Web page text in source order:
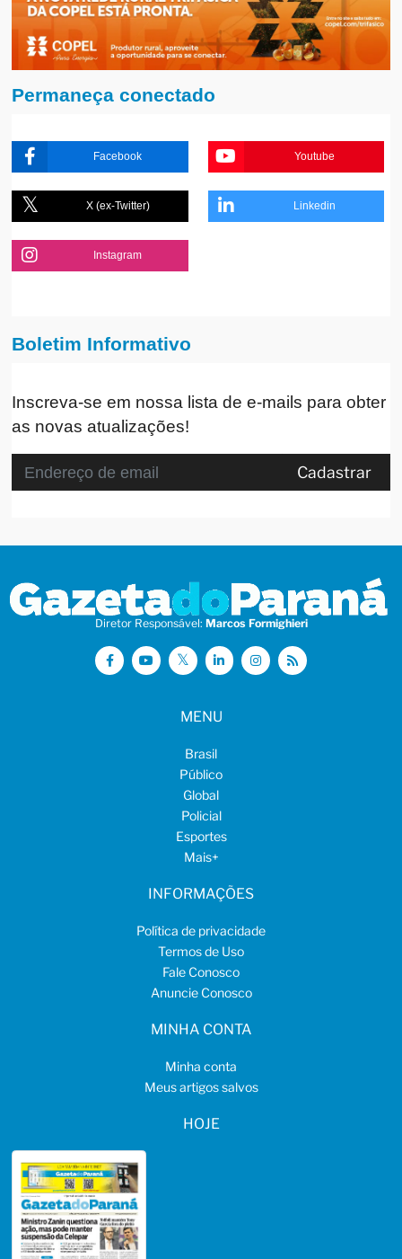
Permaneça conectado
Facebook Youtube
X (ex-Twitter) Linkedin
Instagram
Boletim Informativo
Inscreva-se em nossa lista de e-mails para obter
as novas atualizações!
Cadastrar
Diretor Responsável: Marcos Formighieri
MENU
Brasil
Público
Global
Policial
Esportes
Mais+
INFORMAÇÕES
Política de privacidade
Termos de Uso
Fale Conosco
Anuncie Conosco
MINHA CONTA
Minha conta
Meus artigos salvos
HOJE